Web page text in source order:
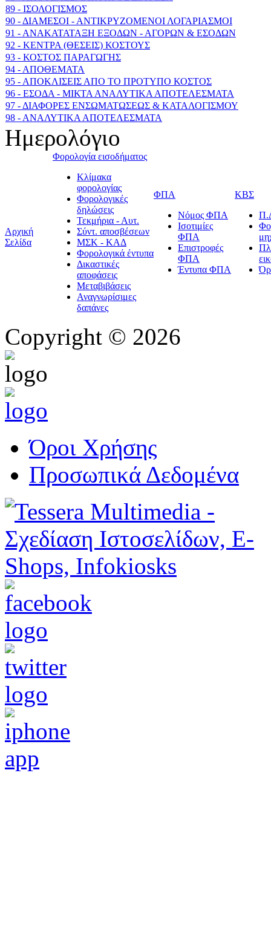
89 - ΙΣΟΛΟΓΙΣΜΟΣ
90 - ΔΙΑΜΕΣΟΙ - ΑΝΤΙΚΡΥΖΟΜΕΝΟΙ ΛΟΓΑΡΙΑΣΜΟΙ
91 - ΑΝΑΚΑΤΑΤΑΞΗ ΕΞΟΔΩΝ - ΑΓΟΡΩΝ & ΕΣΟΔΩΝ
92 - ΚΕΝΤΡΑ (ΘΕΣΕΙΣ) ΚΟΣΤΟΥΣ
93 - ΚΟΣΤΟΣ ΠΑΡΑΓΩΓΗΣ
94 - ΑΠΟΘΕΜΑΤΑ
95 - ΑΠΟΚΛΙΣΕΙΣ ΑΠΟ ΤΟ ΠΡΟΤΥΠΟ ΚΟΣΤΟΣ
96 - ΕΣΟΔΑ - ΜΙΚΤΑ ΑΝΑΛΥΤΙΚΑ ΑΠΟΤΕΛΕΣΜΑΤΑ
97 - ΔΙΑΦΟΡΕΣ ΕΝΣΩΜΑΤΩΣΕΩΣ & ΚΑΤΑΛΟΓΙΣΜΟΥ
98 - ΑΝΑΛΥΤΙΚΑ ΑΠΟΤΕΛΕΣΜΑΤΑ
Ημερολόγιο
Αρχική
Σελίδα
Φορολογία εισοδήματος
Κλίμακα
φορολογίας
Φορολογικές
δηλώσεις
Τεκμήρια - Αυτ.
Σύντ. αποσβέσεων
ΜΣΚ - ΚΑΔ
Φορολογικά έντυπα
Δικαστικές
αποφάσεις
Μεταβιβάσεις
Αναγνωρίσιμες
δαπάνες
ΦΠΑ
Νόμος ΦΠΑ
Ισοτιμίες
ΦΠΑ
Επιστροφές
ΦΠΑ
Έντυπα ΦΠΑ
ΚΒΣ
Copyright © 2026
Όροι Χρήσης
Προσωπικά Δεδομένα